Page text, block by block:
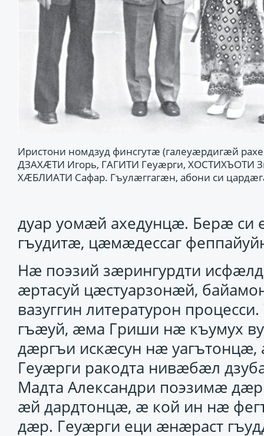
Иристони номдзуд финсгутæ (галеуæрдигæй
ДЗАХÆТИ Игорь, ГАГИТИ Геуæрги, ХОСТИХЪОТИ
ХÆБЛИАТИ Сафар. Гъулæггагæн, абони си
дуар уомӕй ахедунцӕ. Берӕ си
гъудитӕ, цӕмӕдессаг
Нӕ поэзий зӕрингурдти
ӕртасуй цӕстуарзонӕй,
вазуггин литературон
гъӕуй, ӕма Гриши нӕ къумух
дӕргъи искӕсун нӕ
Геуӕрги ракодта нивӕбӕл
Мадта Александри поэзимӕ
ӕй дардтонцӕ, ӕ кой ин нӕ
дӕр. Геуӕрги еци ӕнӕраст